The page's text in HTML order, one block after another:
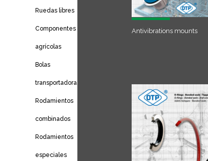
Ruedas libres
Componentes
agrícolas
Bolas
transportadoras
Rodamientos
combinados
Rodamientos
especiales
Antivibrations mounts